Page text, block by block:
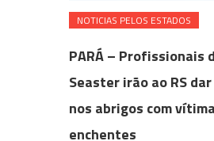
NOTICIAS PELOS ESTADOS
PARÁ – Profissionais
Seaster irão ao RS
nos abrigos com
enchentes